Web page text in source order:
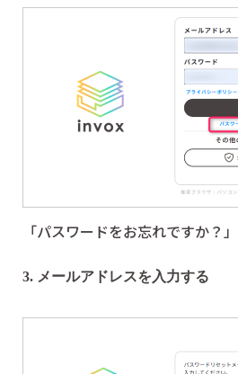
「パスワードをお忘れですか？
3. メールアドレスを入力する